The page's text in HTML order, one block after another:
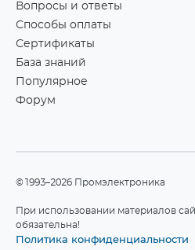
Вопросы и ответы
Способы оплаты
Сертификаты
База знаний
Популярное
Форум
©1993–2026 Промэлектроника
При использовании материалов
обязательна!
Политика конфиденциальности